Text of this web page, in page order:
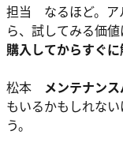
担当 なるほど。ア
ら、試してみる価値
購入してからすぐ
松本 メンテナン
もいるかもしれない
う。